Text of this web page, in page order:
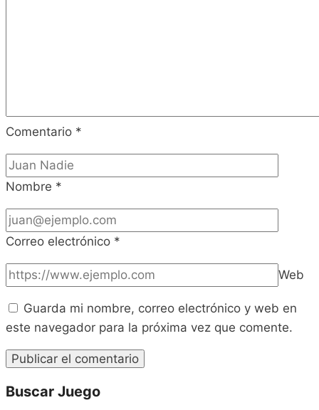
Comentario *
Nombre *
Correo electrónico *
Web
Guarda mi nombre, correo electrónico y web en
este navegador para la próxima vez que comente.
Buscar Juego